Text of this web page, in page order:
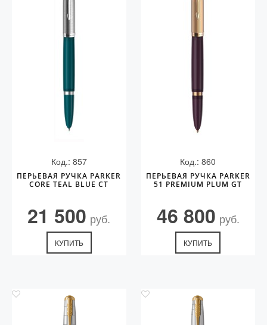
Код.: 857
ПЕРЬЕВАЯ РУЧКА PARKER
CORE TEAL BLUE CT
21 500 руб.
КУПИТЬ
Код.: 860
ПЕРЬЕВАЯ РУЧКА PARKER
51 PREMIUM PLUM GT
46 800 руб.
КУПИТЬ